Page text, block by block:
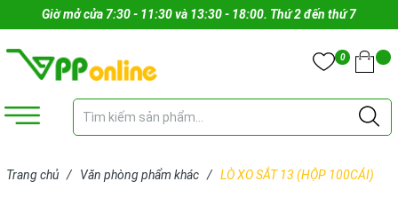
Giờ mở cửa 7:30 - 11:30 và 13:30 - 18:00. Thứ 2 đến thứ 7
0
Trang chủ / Văn phòng phẩm khác / LÒ XO SẮT 13 (HỘP 100CÁI)